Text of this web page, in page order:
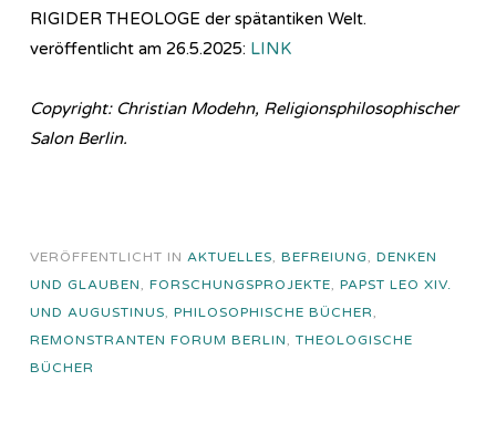
RIGIDER THEOLOGE der spätantiken Welt.
veröffentlicht am 26.5.2025: LINK
Copyright: Christian Modehn, Religionsphilosophischer
Salon Berlin.
VERÖFFENTLICHT IN AKTUELLES, BEFREIUNG, DENKEN
UND GLAUBEN, FORSCHUNGSPROJEKTE, PAPST LEO XIV.
UND AUGUSTINUS, PHILOSOPHISCHE BÜCHER,
REMONSTRANTEN FORUM BERLIN, THEOLOGISCHE
BÜCHER